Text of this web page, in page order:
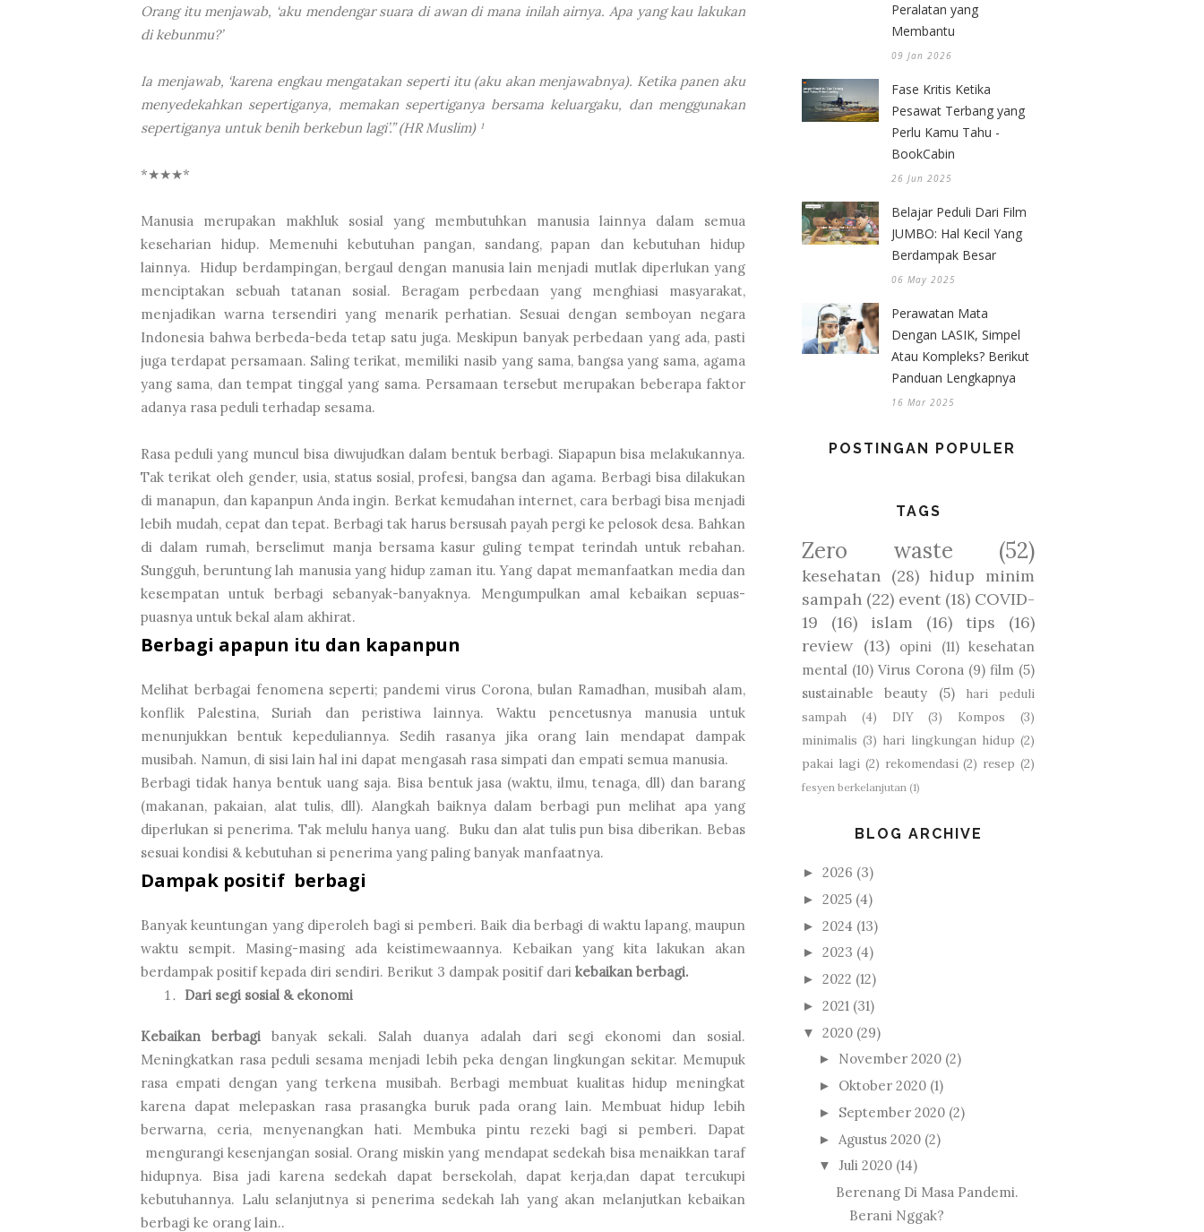
Orang itu menjawab, ‘aku mendengar suara di awan di mana inilah airnya. Apa yang kau lakukan
di kebunmu?’
Ia menjawab, ‘karena engkau mengatakan seperti itu (aku akan menjawabnya). Ketika panen aku
menyedekahkan sepertiganya, memakan sepertiganya bersama keluargaku, dan menggunakan
sepertiganya untuk benih berkebun lagi’.” (HR Muslim) ¹
*★★★*
Manusia merupakan makhluk sosial yang membutuhkan manusia lainnya dalam semua
keseharian hidup. Memenuhi kebutuhan pangan, sandang, papan dan kebutuhan hidup
lainnya. Hidup berdampingan, bergaul dengan manusia lain menjadi mutlak diperlukan yang
menciptakan sebuah tatanan sosial. Beragam perbedaan yang menghiasi masyarakat,
menjadikan warna tersendiri yang menarik perhatian. Sesuai dengan semboyan negara
Indonesia bahwa berbeda-beda tetap satu juga. Meskipun banyak perbedaan yang ada, pasti
juga terdapat persamaan. Saling terikat, memiliki nasib yang sama, bangsa yang sama, agama
yang sama, dan tempat tinggal yang sama. Persamaan tersebut merupakan beberapa faktor
adanya rasa peduli terhadap sesama.
Rasa peduli yang muncul bisa diwujudkan dalam bentuk berbagi. Siapapun bisa melakukannya.
Tak terikat oleh gender, usia, status sosial, profesi, bangsa dan agama. Berbagi bisa dilakukan
di manapun, dan kapanpun Anda ingin. Berkat kemudahan internet, cara berbagi bisa menjadi
lebih mudah, cepat dan tepat. Berbagi tak harus bersusah payah pergi ke pelosok desa. Bahkan
di dalam rumah, berselimut manja bersama kasur guling tempat terindah untuk rebahan.
Sungguh, beruntung lah manusia yang hidup zaman itu. Yang dapat memanfaatkan media dan
kesempatan untuk berbagi sebanyak-banyaknya. Mengumpulkan amal kebaikan sepuas-
puasnya untuk bekal alam akhirat.
Berbagi apapun itu dan kapanpun
Melihat berbagai fenomena seperti; pandemi virus Corona, bulan Ramadhan, musibah alam,
konflik Palestina, Suriah dan peristiwa lainnya. Waktu pencetusnya manusia untuk
menunjukkan bentuk kepeduliannya. Sedih rasanya jika orang lain mendapat dampak
musibah. Namun, di sisi lain hal ini dapat mengasah rasa simpati dan empati semua manusia.
Berbagi tidak hanya bentuk uang saja. Bisa bentuk jasa (waktu, ilmu, tenaga, dll) dan barang
(makanan, pakaian, alat tulis, dll). Alangkah baiknya dalam berbagi pun melihat apa yang
diperlukan si penerima. Tak melulu hanya uang. Buku dan alat tulis pun bisa diberikan. Bebas
sesuai kondisi & kebutuhan si penerima yang paling banyak manfaatnya.
Dampak positif berbagi
Banyak keuntungan yang diperoleh bagi si pemberi. Baik dia berbagi di waktu lapang, maupun
waktu sempit. Masing-masing ada keistimewaannya. Kebaikan yang kita lakukan akan
berdampak positif kepada diri sendiri. Berikut 3 dampak positif dari kebaikan berbagi.
Dari segi sosial & ekonomi
Kebaikan berbagi banyak sekali. Salah duanya adalah dari segi ekonomi dan sosial.
Meningkatkan rasa peduli sesama menjadi lebih peka dengan lingkungan sekitar. Memupuk
rasa empati dengan yang terkena musibah. Berbagi membuat kualitas hidup meningkat
karena dapat melepaskan rasa prasangka buruk pada orang lain. Membuat hidup lebih
berwarna, ceria, menyenangkan hati. Membuka pintu rezeki bagi si pemberi. Dapat
mengurangi kesenjangan sosial. Orang miskin yang mendapat sedekah bisa menaikkan taraf
hidupnya. Bisa jadi karena sedekah dapat bersekolah, dapat kerja,dan dapat tercukupi
kebutuhannya. Lalu selanjutnya si penerima sedekah lah yang akan melanjutkan kebaikan
berbagi ke orang lain..
Peralatan yang
Membantu
09 Jan 2026
Fase Kritis Ketika
Pesawat Terbang yang
Perlu Kamu Tahu -
BookCabin
26 Jun 2025
Belajar Peduli Dari Film
JUMBO: Hal Kecil Yang
Berdampak Besar
06 May 2025
Perawatan Mata
Dengan LASIK, Simpel
Atau Kompleks? Berikut
Panduan Lengkapnya
16 Mar 2025
POSTINGAN POPULER
TAGS
Zero waste (52)
kesehatan (28) hidup minim
sampah (22) event (18) COVID-
19
(16) islam (16) tips
(16)
review (13) opini (11) kesehatan
mental (10) Virus Corona (9) film (5)
sustainable beauty
(5)
hari peduli
sampah
(4) DIY (3) Kompos
(3)
minimalis (3) hari lingkungan hidup (2)
pakai lagi (2) rekomendasi (2) resep (2)
fesyen berkelanjutan (1)
BLOG ARCHIVE
► 2026 (3)
► 2025 (4)
► 2024 (13)
► 2023 (4)
► 2022 (12)
► 2021 (31)
▼ 2020 (29)
► November 2020 (2)
► Oktober 2020 (1)
► September 2020 (2)
► Agustus 2020 (2)
▼ Juli 2020 (14)
Berenang Di Masa Pandemi.
Berani Nggak?